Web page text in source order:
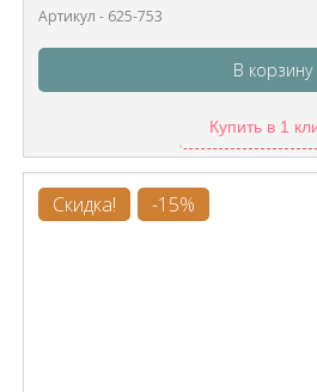
Артикул - 625-753
В корзину
Купить в 1
Скидка! -15%